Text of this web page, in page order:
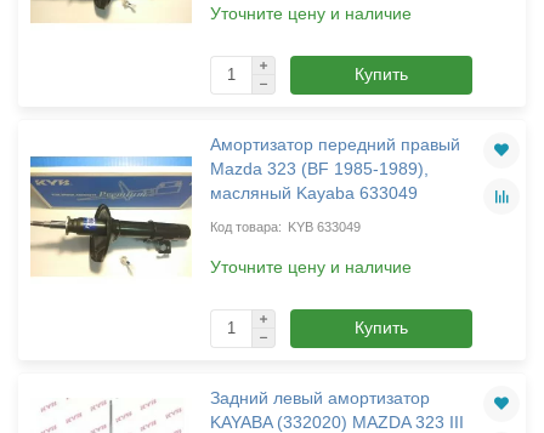
Уточните цену и наличие
Купить
Амортизатор передний правый
Mazda 323 (BF 1985-1989),
масляный Kayaba 633049
KYB 633049
Уточните цену и наличие
Купить
Задний левый амортизатор
KAYABA (332020) MAZDA 323 III